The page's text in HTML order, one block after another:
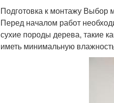
Подготовка к монтажу Выбор
Перед началом работ
сухие породы дерева, такие
иметь минимальную